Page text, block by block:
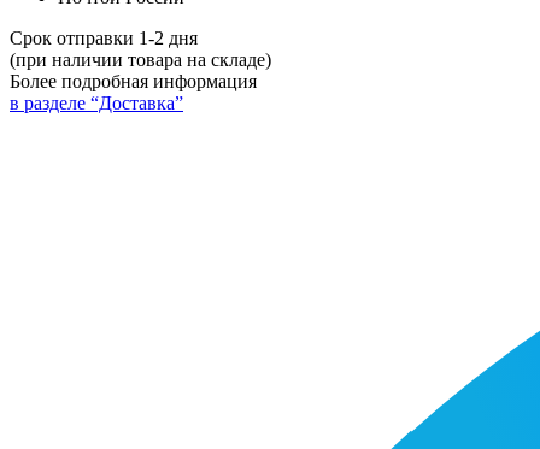
Срок отправки 1-2 дня
(при наличии товара на складе)
Более подробная информация
в разделе “Доставка”